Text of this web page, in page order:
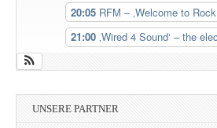
20:05 RFM – ‚Welcome to Rock
21:00 ‚Wired 4 Sound‘ – the
UNSERE PARTNER